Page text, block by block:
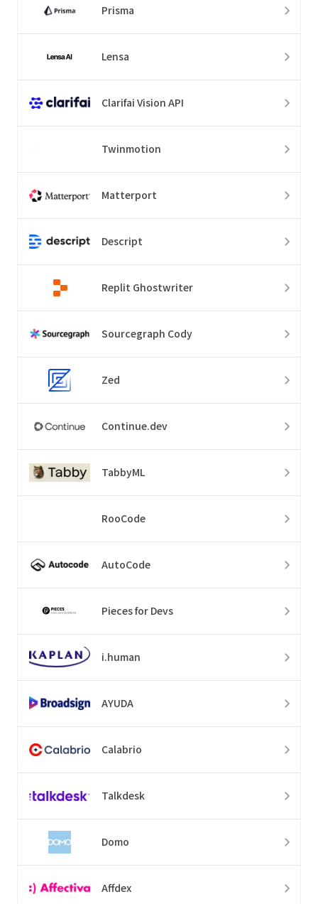
Prisma
Lensa
Clarifai Vision API
Twinmotion
Matterport
Descript
Replit Ghostwriter
Sourcegraph Cody
Zed
Continue.dev
TabbyML
RooCode
AutoCode
Pieces for Devs
i.human
AYUDA
Calabrio
Talkdesk
Domo
Affdex